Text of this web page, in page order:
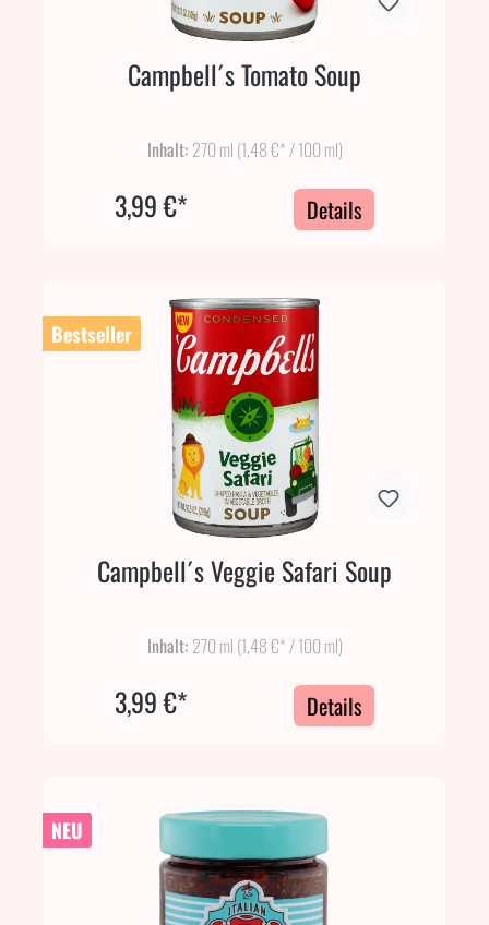
Campbell´s Tomato Soup
Inhalt: 270 ml (1,48 €* / 100 ml)
3,99 €* Details
Bestseller
Campbell´s Veggie Safari Soup
Inhalt: 270 ml (1,48 €* / 100 ml)
3,99 €* Details
NEU